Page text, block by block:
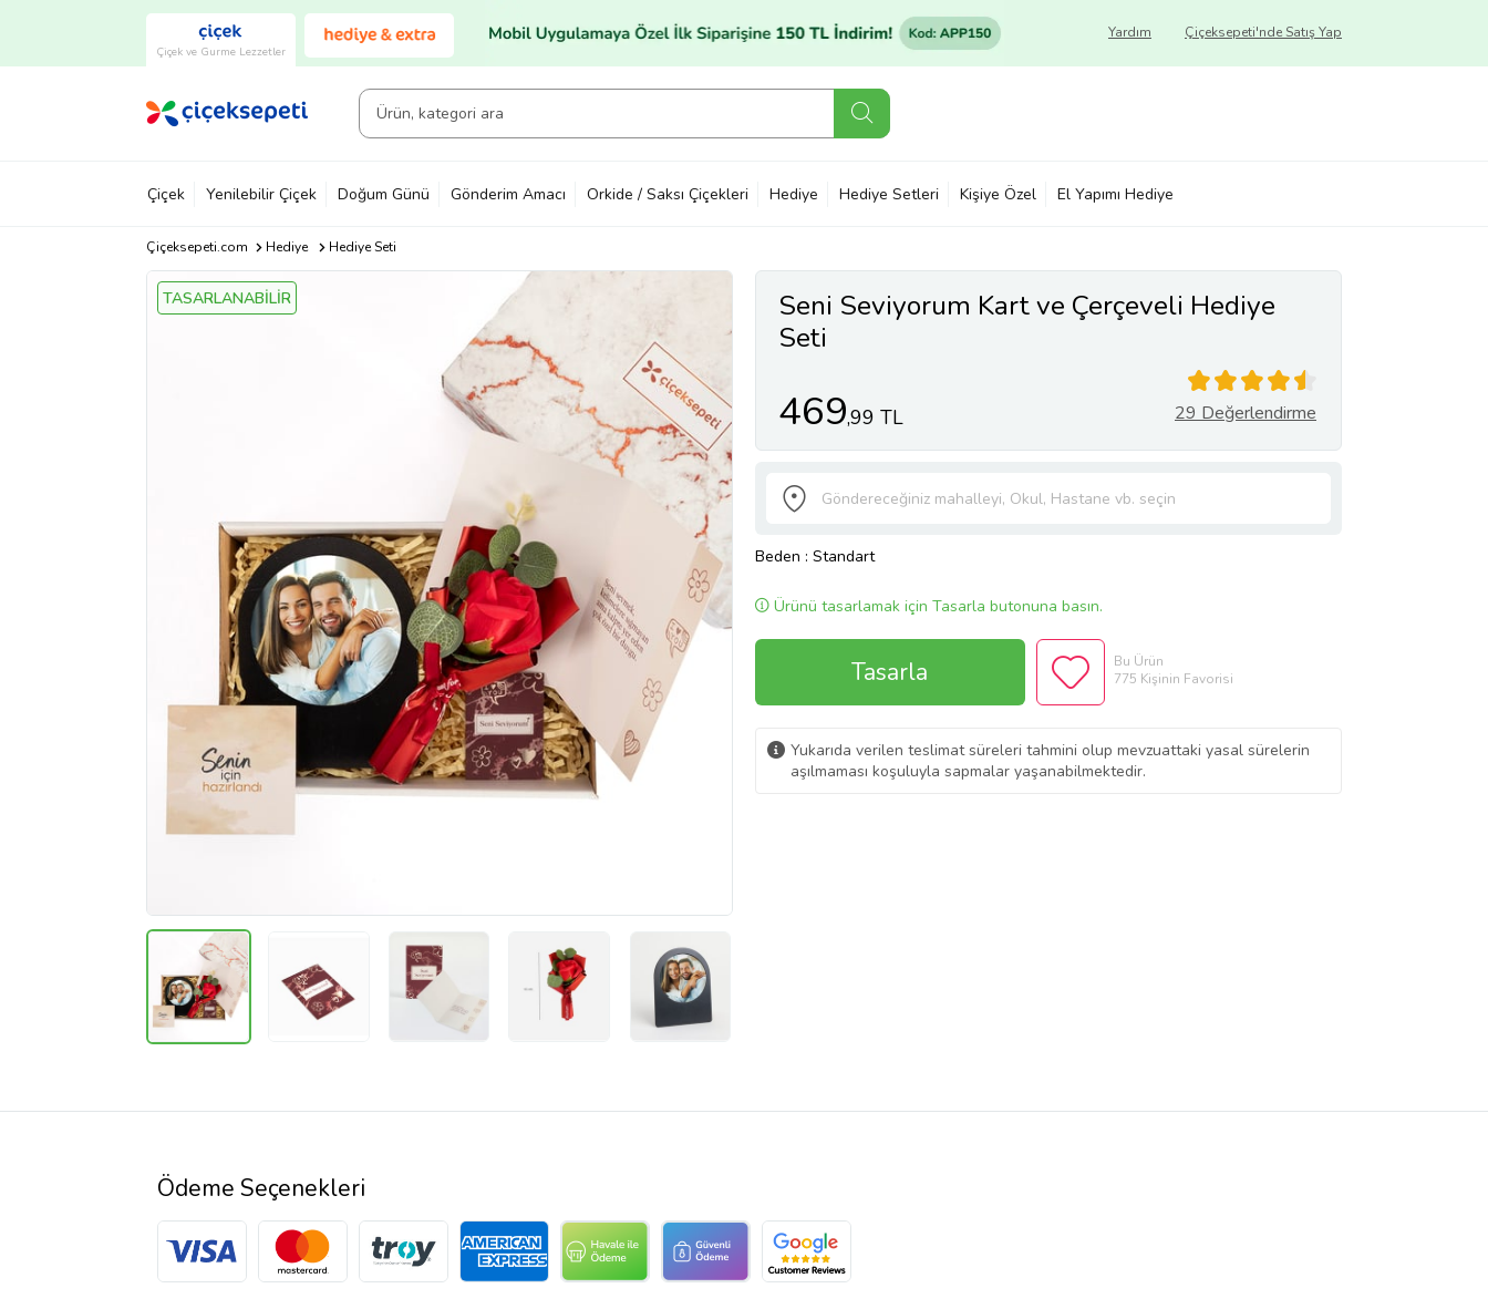
Çiçek ve Gurme Lezzetler
Çiçeksepeti'nde Satış Yap
Yardım
Çiçek Yenilebilir Çiçek Doğum Günü Gönderim Amacı Orkide / Saksı Çiçekleri Hediye Hediye Setleri Kişiye Özel El Yapımı Hediye
Çiçeksepeti.com Hediye Hediye Seti
TASARLANABİLİR
Seni Seviyorum Kart ve Çerçeveli Hediye
Seti
469,99 TL 29 Değerlendirme
Beden : Standart
Ürünü tasarlamak için Tasarla butonuna basın.
Tasarla
Bu Ürün
775 Kişinin Favorisi
Yukarıda verilen teslimat süreleri tahmini olup mevzuattaki yasal sürelerin
aşılmaması koşuluyla sapmalar yaşanabilmektedir.
Ödeme Seçenekleri